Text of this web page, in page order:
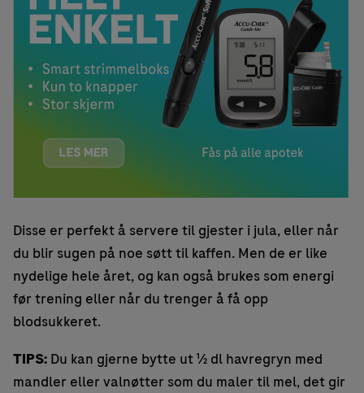
Disse er perfekt å servere til gjester i jula, eller når
du blir sugen på noe søtt til kaffen. Men de er like
nydelige hele året, og kan også brukes som energi
før trening eller når du trenger å få opp
blodsukkeret.
TIPS: Du kan gjerne bytte ut ½ dl havregryn med
mandler eller valnøtter som du maler til mel, det gir